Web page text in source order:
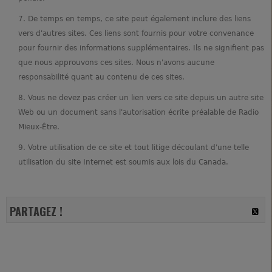
De temps en temps, ce site peut également inclure des liens
vers d'autres sites. Ces liens sont fournis pour votre convenance
pour fournir des informations supplémentaires. Ils ne signifient pas
que nous approuvons ces sites. Nous n'avons aucune
responsabilité quant au contenu de ces sites.
Vous ne devez pas créer un lien vers ce site depuis un autre site
Web ou un document sans l'autorisation écrite préalable de Radio
Mieux-Être.
Votre utilisation de ce site et tout litige découlant d'une telle
utilisation du site Internet est soumis aux lois du Canada.
PARTAGEZ !